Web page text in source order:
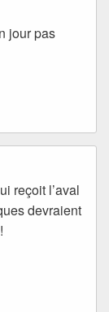
jour pas
reçoit l’aval
devraient